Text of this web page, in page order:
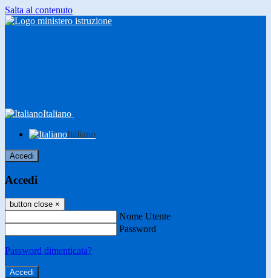
Salta al contenuto
Italiano
Italiano
Accedi
Accedi
button close ×
Nome Utente
Password
Password dimenticata?